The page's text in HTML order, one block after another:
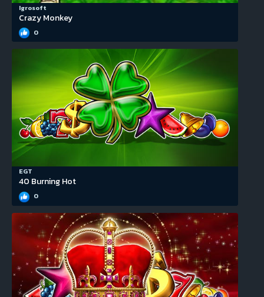
Igrosoft
Crazy Monkey
0
EGT
40 Burning Hot
0